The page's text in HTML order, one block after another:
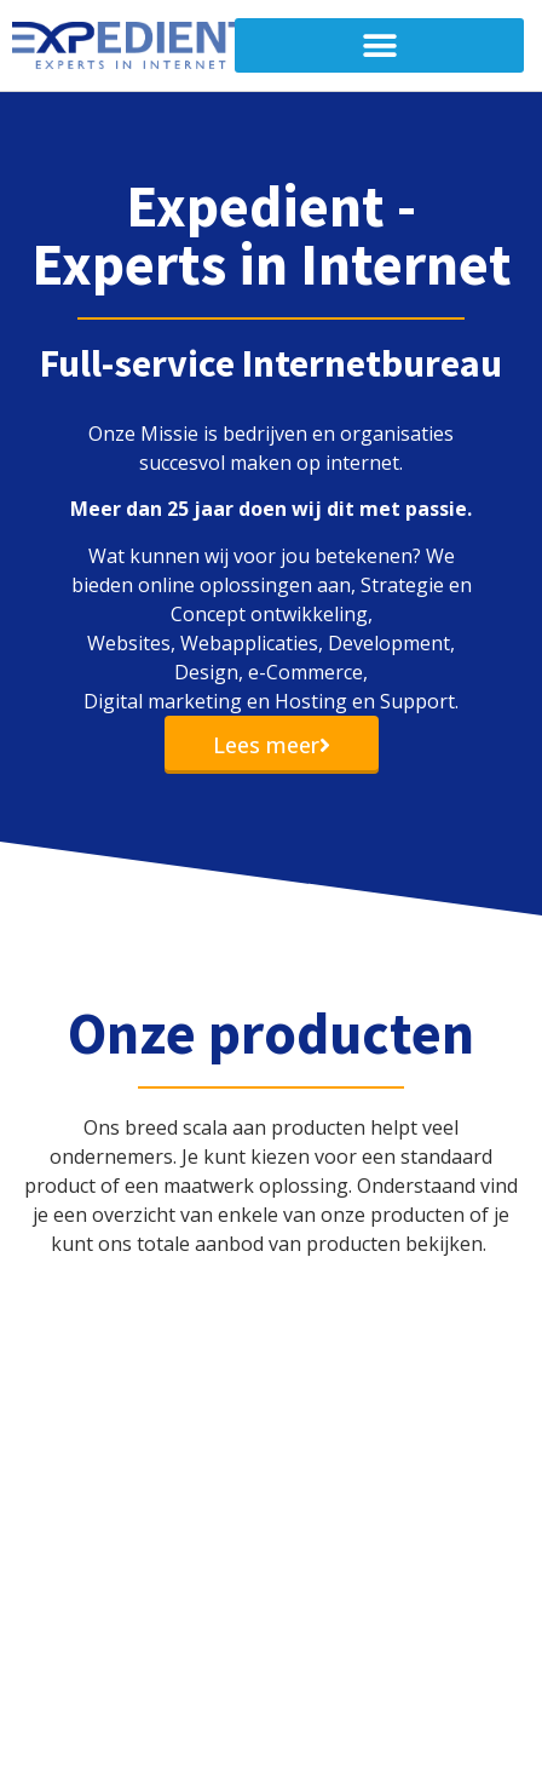
Expedient -
Experts in Internet
Full-service Internetbureau​
Onze Missie is bedrijven en organisaties
succesvol maken op internet.
Meer dan 25 jaar doen wij dit met passie.
Wat kunnen wij voor jou betekenen? We
bieden online oplossingen aan, Strategie en
Concept ontwikkeling,
Websites, Webapplicaties, Development,
Design, e-Commerce,
Digital marketing en Hosting en Support.
Lees meer
Onze producten
Ons breed scala aan producten helpt veel
ondernemers. Je kunt kiezen voor een standaard
product of een maatwerk oplossing. Onderstaand vind
je een overzicht van enkele van onze producten of je
kunt ons totale aanbod van producten bekijken.